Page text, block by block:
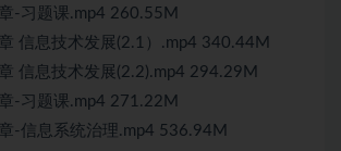
-习题课.mp4 260.55M
信息技术发展(2.1）.mp4 340.44M
信息技术发展(2.2).mp4 294.29M
-习题课.mp4 271.22M
-信息系统治理.mp4 536.94M